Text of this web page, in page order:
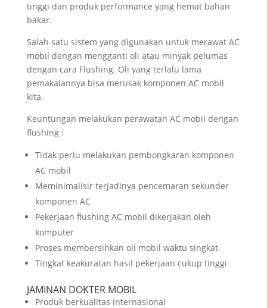
tinggi dan produk performance yang hemat bahan
bakar.
Salah satu sistem yang digunakan untuk merawat AC
mobil dengan mengganti oli atau minyak pelumas
dengan cara Flushing. Oli yang terlalu lama
pemakaiannya bisa merusak komponen AC mobil
kita.
Keuntungan melakukan perawatan AC mobil dengan
flushing :
Tidak perlu melakukan pembongkaran komponen
AC mobil
Meminimalisir terjadinya pencemaran sekunder
komponen AC
Pekerjaan flushing AC mobil dikerjakan oleh
komputer
Proses membersihkan oli mobil waktu singkat
Tingkat keakuratan hasil pekerjaan cukup tinggi
JAMINAN DOKTER MOBIL
Produk berkualitas internasional